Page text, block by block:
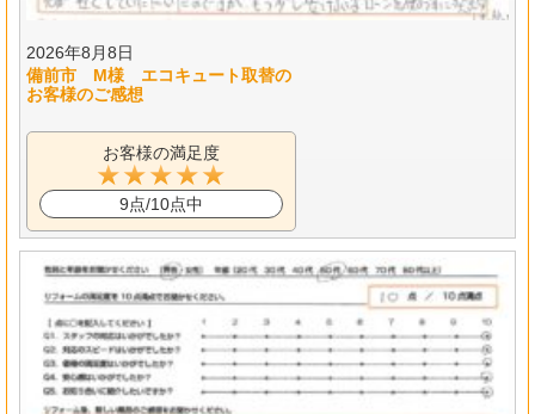
2026年8月8日
備前市 M様 エコキュート取替の
お客様のご感想
お客様の満足度
9点/10点中